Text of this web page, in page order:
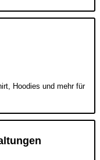
Hoodies und mehr für